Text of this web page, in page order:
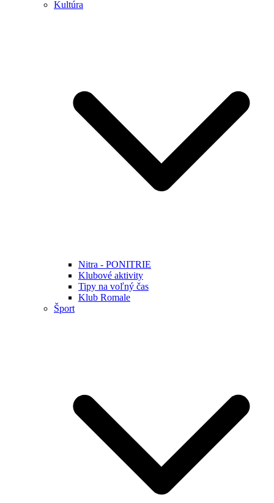
Kultúra
Nitra - PONITRIE
Klubové aktivity
Tipy na voľný čas
Klub Romale
Šport